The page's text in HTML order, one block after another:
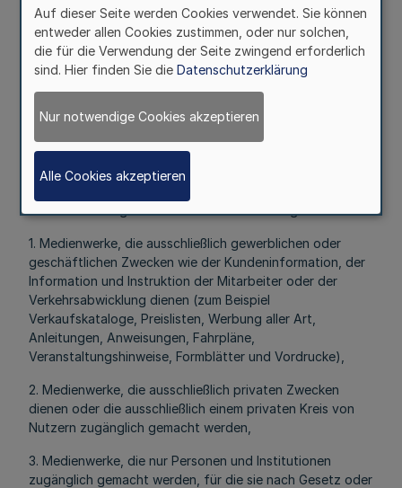
unzulässige Vervielfältigung, Veränderung oder
Verbreitung des Werks zu treffen.
§ 5
Ausnahmen von der
Ablieferungspflicht
1. Medienwerke, die ausschließlich gewerblichen oder
geschäftlichen Zwecken wie der Kundeninformation, der
Information und Instruktion der Mitarbeiter oder der
Verkehrsabwicklung dienen (zum Beispiel
Verkaufskataloge, Preislisten, Werbung aller Art,
Anleitungen, Anweisungen, Fahrpläne,
Veranstaltungshinweise, Formblätter und Vordrucke),
2. Medienwerke, die ausschließlich privaten Zwecken
dienen oder die ausschließlich einem privaten Kreis von
Nutzern zugänglich gemacht werden,
3. Medienwerke, die nur Personen und Institutionen
zugänglich gemacht werden, für die sie nach Gesetz oder
Auf dieser Seite werden Cookies verwendet. Sie können
entweder allen Cookies zustimmen, oder nur solchen,
die für die Verwendung der Seite zwingend erforderlich
sind. Hier finden Sie die Datenschutzerklärung
Nur notwendige Cookies akzeptieren
Alle Cookies akzeptieren